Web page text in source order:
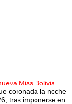
Miss Bolivia
coronada la noche
tras imponerse en